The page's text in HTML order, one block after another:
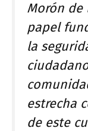
Morón de
papel
la
estrecha
de este